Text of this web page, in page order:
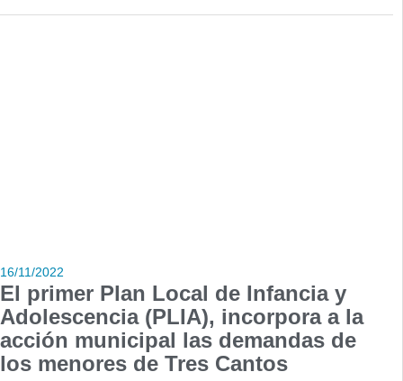
16/11/2022
El primer Plan Local de Infancia y
Adolescencia (PLIA), incorpora a la
acción municipal las demandas de
los menores de Tres Cantos